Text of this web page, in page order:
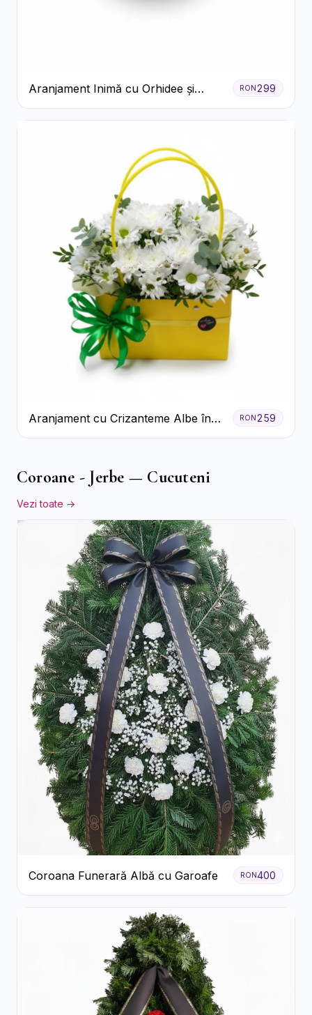
Aranjament Inimă cu Orhidee și
Floarea Miresei
RON 299
Aranjament cu Crizanteme Albe în
Cutie Galbenă
RON 259
Coroane - Jerbe — Cucuteni
Vezi toate →
Coroana Funerară Albă cu Garoafe RON400